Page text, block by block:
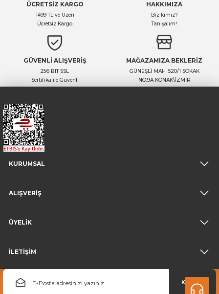
ÜCRETSİZ KARGO
1499 TL ve Üzeri
Ücretsiz Kargo
HAKKIMIZA
Biz kimiz?
Tanışalım!
GÜVENLİ ALIŞVERİŞ
256 BIT SSL
Sertifika ile Güvenli
MAĞAZAMIZA BEKLERİZ
GÜNEŞLİ MAH. 520/1 SOKAK
NO:9A KONAK\İZMİR
KURUMSAL
ALIŞVERİŞ
ÜYELİK
İLETİŞİM
KAYDOL